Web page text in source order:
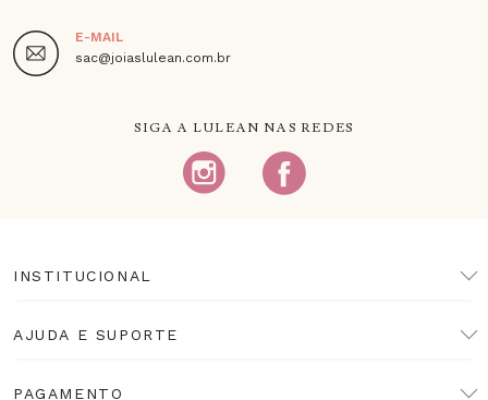
E-MAIL
sac@joiaslulean.com.br
SIGA A LULEAN NAS REDES
INSTITUCIONAL
AJUDA E SUPORTE
PAGAMENTO